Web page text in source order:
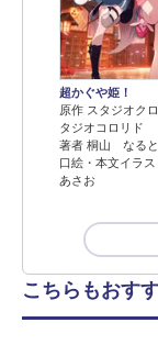
超かぐや姫！
原作 スタジオク
タジオコロリド
著者 桐山 なると
口絵・本文イラ
あさお
こちらもおす